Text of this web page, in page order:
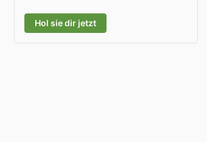
Hol sie dir jetzt